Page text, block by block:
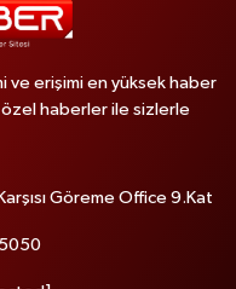
erişimi en yüksek haber
haberler ile sizlerle
Göreme Office 9.Kat